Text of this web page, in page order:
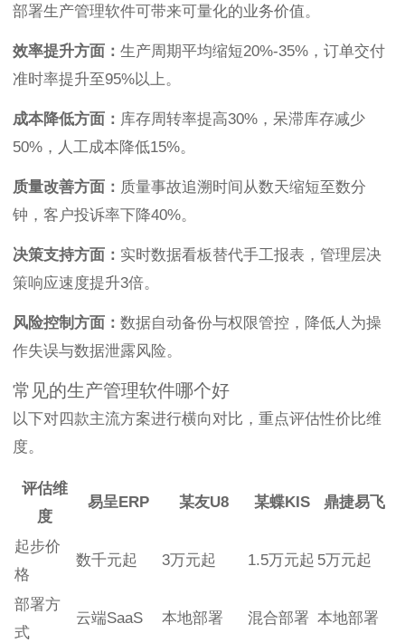
部署生产管理软件可带来可量化的业务价值。
效率提升方面： 生产周期平均缩短20%-35%，订单交付
准时率提升至95%以上。
成本降低方面： 库存周转率提高30%，呆滞库存减少
50%，人工成本降低15%。
质量改善方面： 质量事故追溯时间从数天缩短至数分
钟，客户投诉率下降40%。
决策支持方面： 实时数据看板替代手工报表，管理层决
策响应速度提升3倍。
风险控制方面： 数据自动备份与权限管控，降低人为操
作失误与数据泄露风险。
常见的生产管理软件哪个好
以下对四款主流方案进行横向对比，重点评估性价比维
度。
评估维
度
易呈ERP 某友U8 某蝶KIS 鼎捷易飞
起步价
格
数千元起 3万元起 1.5万元起 5万元起
部署方
式
云端SaaS 本地部署 混合部署 本地部署